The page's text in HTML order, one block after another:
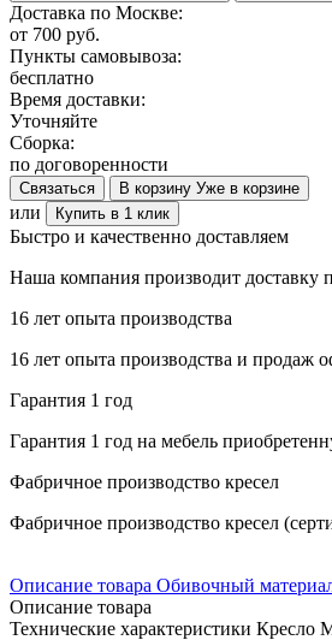
Доставка по Москве:
от 700 руб.
Пункты самовывоза:
бесплатно
Время доставки:
Уточняйте
Сборка:
по договоренности
Связаться В корзину Уже в корзине
или Купить в 1 клик
Быстро и качественно доставляем
Наша компания производит доставку
16 лет опыта производства
16 лет опыта производства и продаж
Гарантия 1 год
Гарантия 1 год на мебель
Фабричное производство кресел
Фабричное производство кресел
Описание товара Обивочный
Описание товара
Технические характеристики Кресло